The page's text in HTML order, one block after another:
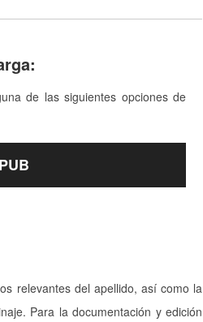
de las siguientes opciones de
relevantes del apellido, así como la
Para la documentación y edición